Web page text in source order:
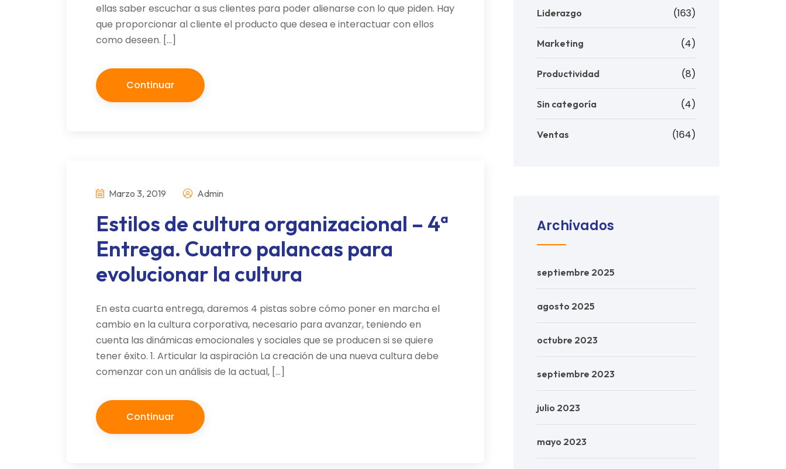
ellas saber escuchar a sus clientes para poder alienarse con lo que piden. Hay
que proporcionar al cliente el producto que desea e interactuar con ellos
como deseen. […]
Continuar
Marzo 3, 2019 Admin
Estilos de cultura organizacional – 4ª
Entrega. Cuatro palancas para
evolucionar la cultura
En esta cuarta entrega, daremos 4 pistas sobre cómo poner en marcha el
cambio en la cultura corporativa, necesario para avanzar, teniendo en
cuenta las dinámicas emocionales y sociales que se producen si se quiere
tener éxito. 1. Articular la aspiración La creación de una nueva cultura debe
comenzar con un análisis de la actual, […]
Continuar
Liderazgo (163)
Marketing (4)
Productividad (8)
Sin categoría (4)
Ventas (164)
Archivados
septiembre 2025
agosto 2025
octubre 2023
septiembre 2023
julio 2023
mayo 2023